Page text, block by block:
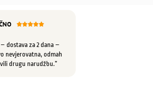

dostava za 2 dana –
nevjerovatna, odmah
drugu narudžbu.”